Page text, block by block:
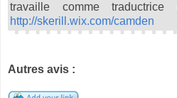
travaille comme
http://skerill.wix.com/camden
Autres avis :